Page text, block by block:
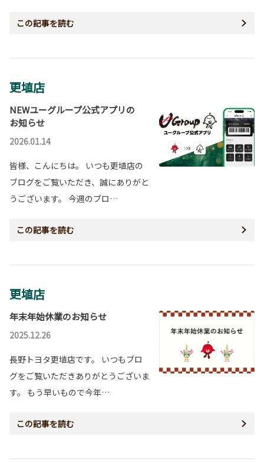
この記事を読む
更埴店
NEWユーグループ公式アプリの
お知らせ
2026.01.14
皆様、こんにちは。 いつも更埴店の
ブログをご覧いただき、誠にありがと
うございます。 今週のブロ…
この記事を読む
更埴店
年末年始休業のお知らせ
2025.12.26
長野トヨタ更埴店です。 いつもブロ
グをご覧いただきありがとうございま
す。 もう早いもので今年…
この記事を読む